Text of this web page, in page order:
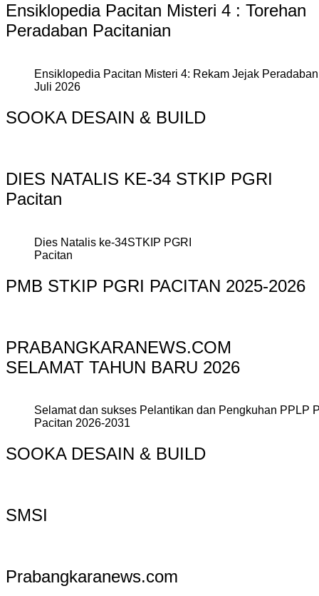
Ensiklopedia Pacitan Misteri 4 : Torehan
Peradaban Pacitanian
Ensiklopedia Pacitan Misteri 4: Rekam Jejak
Juli 2026
SOOKA DESAIN & BUILD
DIES NATALIS KE-34 STKIP PGRI
Pacitan
Dies Natalis ke-34STKIP PGRI
Pacitan
PMB STKIP PGRI PACITAN 2025-2026
PRABANGKARANEWS.COM
SELAMAT TAHUN BARU 2026
Selamat dan sukses Pelantikan dan Pengkuhan PPLP
Pacitan 2026-2031
SOOKA DESAIN & BUILD
SMSI
Prabangkaranews.com